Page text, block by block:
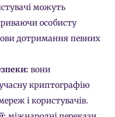
можуть
особисту
дотримання певних
вони
криптографію
і користувачів.